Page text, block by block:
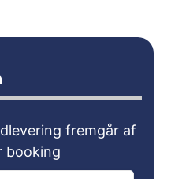
fremgår af
booking